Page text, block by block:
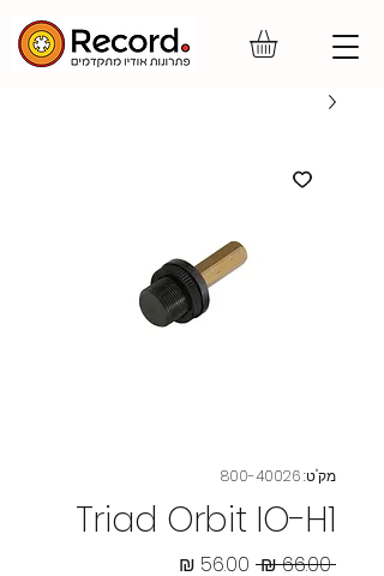
מק"ט: 800-40026
Triad Orbit IO-H1
‏66.00 ‏₪
מחיר